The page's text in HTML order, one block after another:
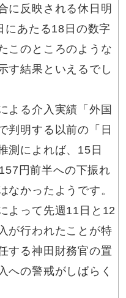
に反映される休日明
にあたる18日の数字
このところのような
す結果といえるでし
よる介入実績「外国
判明する以前の「日
測によれば、15日
円前半への下振れ
なかったようです。
よって先週11日と12
が行われたことが特
する神田財務官の置
への警戒がしばらく